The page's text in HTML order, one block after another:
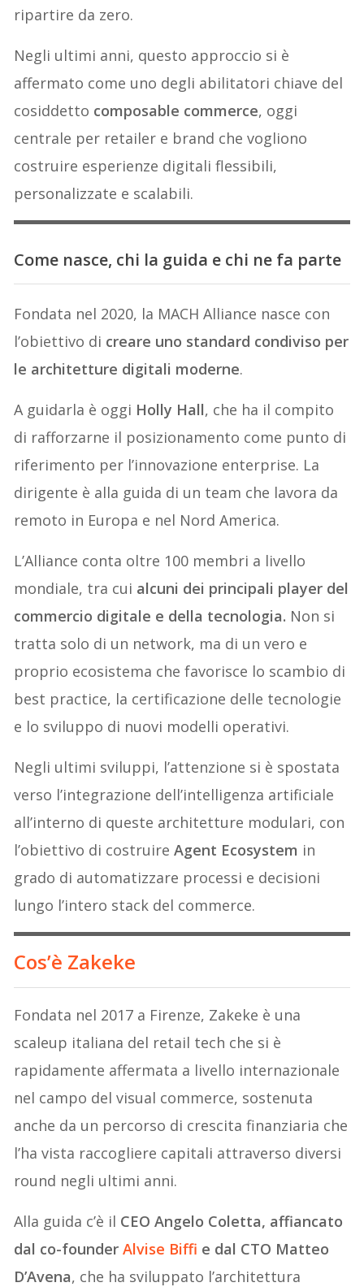
ripartire da zero.
Negli ultimi anni, questo approccio si è
affermato come uno degli abilitatori chiave del
cosiddetto composable commerce, oggi
centrale per retailer e brand che vogliono
costruire esperienze digitali flessibili,
personalizzate e scalabili.
Come nasce, chi la guida e chi ne fa parte
Fondata nel 2020, la MACH Alliance nasce con
l’obiettivo di creare uno standard condiviso per
le architetture digitali moderne.
A guidarla è oggi Holly Hall, che ha il compito
di rafforzarne il posizionamento come punto di
riferimento per l’innovazione enterprise. La
dirigente è alla guida di un team che lavora da
remoto in Europa e nel Nord America.
L’Alliance conta oltre 100 membri a livello
mondiale, tra cui alcuni dei principali player del
commercio digitale e della tecnologia. Non si
tratta solo di un network, ma di un vero e
proprio ecosistema che favorisce lo scambio di
best practice, la certificazione delle tecnologie
e lo sviluppo di nuovi modelli operativi.
Negli ultimi sviluppi, l’attenzione si è spostata
verso l’integrazione dell’intelligenza artificiale
all’interno di queste architetture modulari, con
l’obiettivo di costruireAgent Ecosystem in
grado di automatizzare processi e decisioni
lungo l’intero stack del commerce.
Cos’è Zakeke
Fondata nel 2017 a Firenze, Zakeke è una
scaleup italiana del retail tech che si è
rapidamente affermata a livello internazionale
nel campo del visual commerce, sostenuta
anche da un percorso di crescita finanziaria che
l’ha vista raccogliere capitali attraverso diversi
round negli ultimi anni.
Alla guida c’è il CEO Angelo Coletta, affiancato
dal co-founderAlvise Biffi e dal CTO Matteo
D’Avena, che ha sviluppato l’architettura